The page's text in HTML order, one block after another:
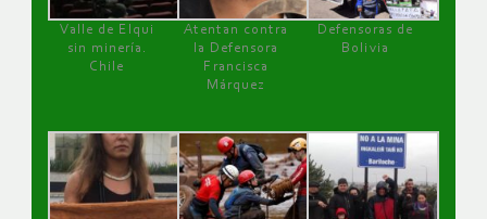
Valle de Elqui
sin minería.
Chile
Atentan contra
la Defensora
Francisca
Márquez
Defensoras de
Bolivia